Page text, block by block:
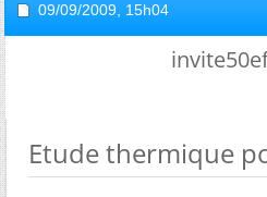
09/09/2009, 15h04
Etude thermique